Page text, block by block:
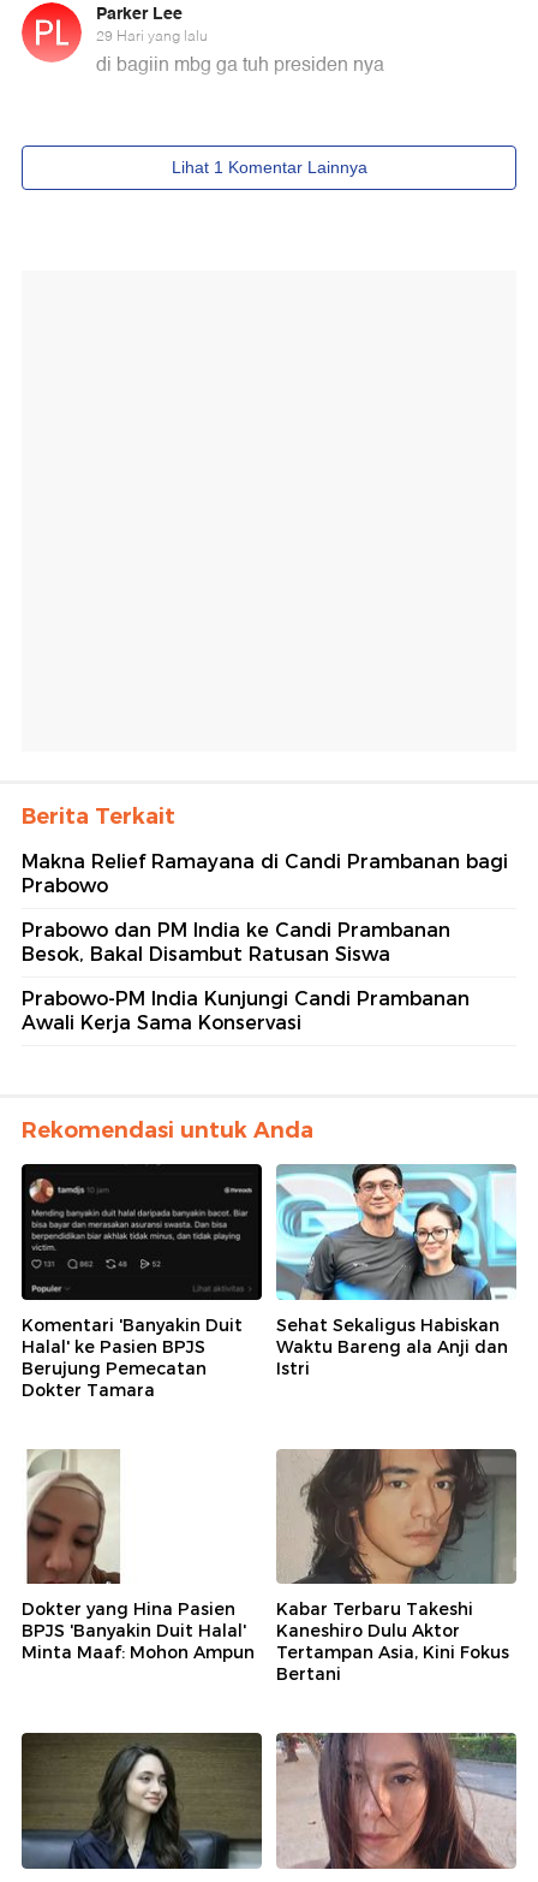
Berita Terkait
Makna Relief Ramayana di Candi Prambanan bagi
Prabowo
Prabowo dan PM India ke Candi Prambanan
Besok, Bakal Disambut Ratusan Siswa
Prabowo-PM India Kunjungi Candi Prambanan
Awali Kerja Sama Konservasi
Rekomendasi untuk Anda
Komentari 'Banyakin Duit
Halal' ke Pasien BPJS
Berujung Pemecatan
Dokter Tamara
Sehat Sekaligus Habiskan
Waktu Bareng ala Anji dan
Istri
Dokter yang Hina Pasien
BPJS 'Banyakin Duit Halal'
Minta Maaf: Mohon Ampun
Kabar Terbaru Takeshi
Kaneshiro Dulu Aktor
Tertampan Asia, Kini Fokus
Bertani